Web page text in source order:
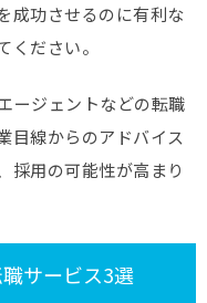
成功させるのに有利な
ください。
ージェントなどの転職
目線からのアドバイス
採用の可能性が高まり
サービス3選